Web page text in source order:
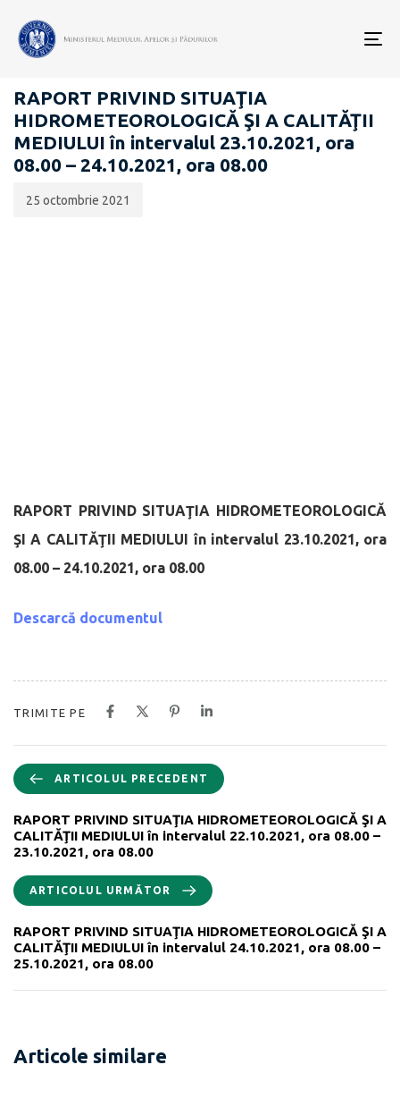
RAPOARTE ZILNICE STAREA MEDIULUI
RAPORT PRIVIND SITUAŢIA
HIDROMETEOROLOGICĂ ŞI A CALITĂŢII
MEDIULUI în intervalul 23.10.2021, ora
08.00 – 24.10.2021, ora 08.00
publicării:
25 octombrie 2021
RAPORT PRIVIND SITUAŢIA HIDROMETEOROLOGICĂ
ŞI A CALITĂŢII MEDIULUI în intervalul 23.10.2021, ora
08.00 – 24.10.2021, ora 08.00
Descarcă documentul
TRIMITE PE
ARTICOLUL PRECEDENT
RAPORT PRIVIND SITUAŢIA HIDROMETEOROLOGICĂ ŞI A
CALITĂŢII MEDIULUI în intervalul 22.10.2021, ora 08.00 –
23.10.2021, ora 08.00
ARTICOLUL URMĂTOR
RAPORT PRIVIND SITUAŢIA HIDROMETEOROLOGICĂ ŞI A
CALITĂŢII MEDIULUI în intervalul 24.10.2021, ora 08.00 –
25.10.2021, ora 08.00
Articole similare